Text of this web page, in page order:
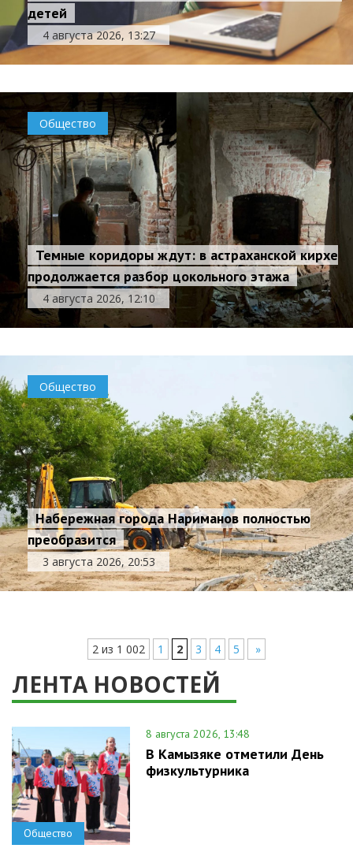
детей
4 августа 2026, 13:27
Общество
Темные коридоры ждут: в астраханской кирхе
продолжается разбор цокольного этажа
4 августа 2026, 12:10
Общество
Набережная города Нариманов полностью
преобразится
3 августа 2026, 20:53
2 из 1 002 1 2 3 4 5 »
ЛЕНТА НОВОСТЕЙ
Общество
8 августа 2026, 13:48
В Камызяке отметили День
физкультурника